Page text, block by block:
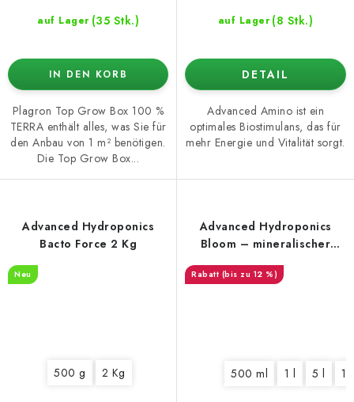
auf Lager (35 Stk.)
IN DEN KORB
Plagron Top Grow Box 100 %
TERRA enthält alles, was Sie für
den Anbau von 1 m² benötigen.
Die Top Grow Box...
auf Lager (8 Stk.)
DETAIL
Advanced Amino ist ein
optimales Biostimulans, das für
mehr Energie und Vitalität sorgt.
Advanced Hydroponics
Bacto Force 2 Kg
Neu
500 g 2 Kg
Advanced Hydroponics
Bloom – mineralischer
(bis zu 12 %)
500 ml 1 l 5 l